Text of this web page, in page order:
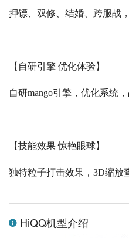
押镖、双修、结婚、跨服战
【自研引擎 优化体验】
自研mango引擎，优化系统，
【技能效果 惊艳眼球】
独特粒子打击效果， 3D缩放
HiQQ机型介绍